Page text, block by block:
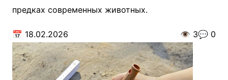
предках современных животных.
📅 18.02.2026 👁️ 3💬 0